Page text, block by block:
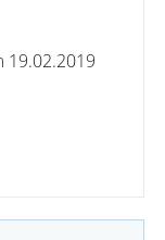
19.02.2019